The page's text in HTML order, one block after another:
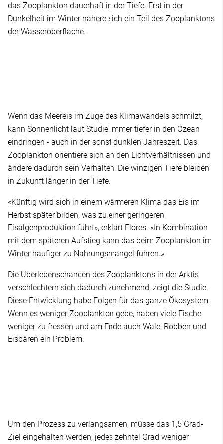
das Zooplankton dauerhaft in der Tiefe. Erst in der
Dunkelheit im Winter nähere sich ein Teil des Zooplanktons
der Wasseroberfläche.
Wenn das Meereis im Zuge des Klimawandels schmilzt,
kann Sonnenlicht laut Studie immer tiefer in den Ozean
eindringen - auch in der sonst dunklen Jahreszeit. Das
Zooplankton orientiere sich an den Lichtverhältnissen und
ändere dadurch sein Verhalten: Die winzigen Tiere bleiben
in Zukunft länger in der Tiefe.
«Künftig wird sich in einem wärmeren Klima das Eis im
Herbst später bilden, was zu einer geringeren
Eisalgenproduktion führt», erklärt Flores. «In Kombination
mit dem späteren Aufstieg kann das beim Zooplankton im
Winter häufiger zu Nahrungsmangel führen.»
Die Überlebenschancen des Zooplanktons in der Arktis
verschlechtern sich dadurch zunehmend, zeigt die Studie.
Diese Entwicklung habe Folgen für das ganze Ökosystem.
Wenn es weniger Zooplankton gebe, haben viele Fische
weniger zu fressen und am Ende auch Wale, Robben und
Eisbären ein Problem.
Um den Prozess zu verlangsamen, müsse das 1,5 Grad-
Ziel eingehalten werden, jedes zehntel Grad weniger